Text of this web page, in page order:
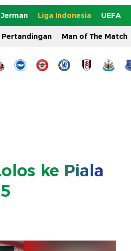
Liga Indonesia UEFA
Pertandingan Man of The Match
ke Piala